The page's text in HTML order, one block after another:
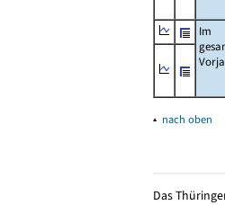
Im
▴ nach oben
Das